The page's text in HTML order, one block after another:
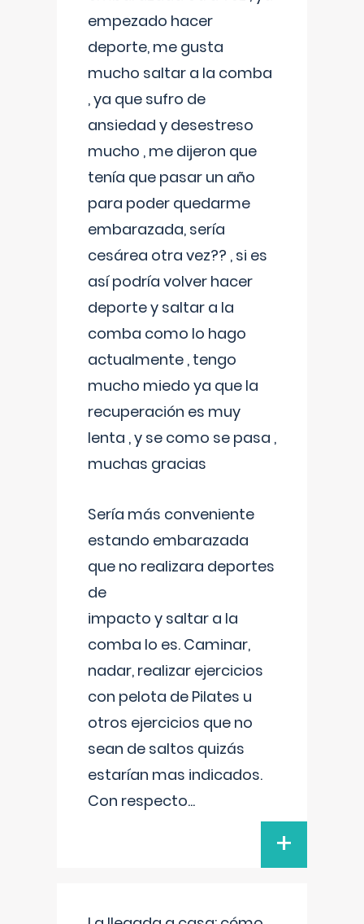
empezado hacer
deporte, me gusta
mucho saltar a la comba
, ya que sufro de
ansiedad y desestreso
mucho , me dijeron que
tenía que pasar un año
para poder quedarme
embarazada, sería
cesárea otra vez?? , si es
así podría volver hacer
deporte y saltar a la
comba como lo hago
actualmente , tengo
mucho miedo ya que la
recuperación es muy
lenta , y se como se pasa ,
muchas gracias
Sería más conveniente
estando embarazada
que no realizara deportes
de
impacto y saltar a la
comba lo es. Caminar,
nadar, realizar ejercicios
con pelota de Pilates u
otros ejercicios que no
sean de saltos quizás
estarían mas indicados.
Con respecto...
+